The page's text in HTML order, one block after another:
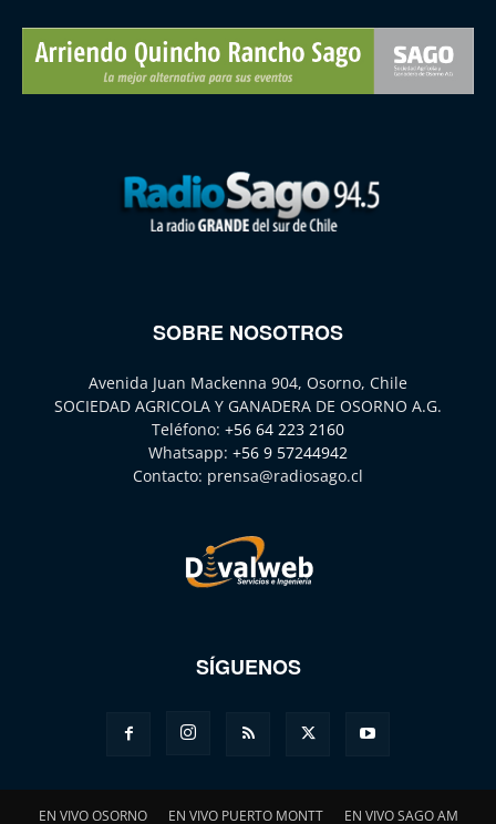
SOBRE NOSOTROS
Avenida Juan Mackenna 904, Osorno, Chile
SOCIEDAD AGRICOLA Y GANADERA DE OSORNO A.G.
Teléfono: +56 64 223 2160
Whatsapp: +56 9 57244942
Contacto: prensa@radiosago.cl
SÍGUENOS
EN VIVO OSORNO EN VIVO PUERTO MONTT EN VIVO SAGO AM